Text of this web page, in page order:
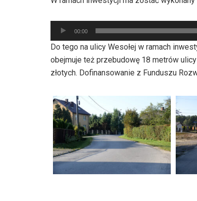
Odtwarzacz
plików
dźwiękowych
00:00
Do tego na ulicy Wesołej w ramach
obejmuje też przebudowę 18 metrów
złotych. Dofinansowanie z Funduszu